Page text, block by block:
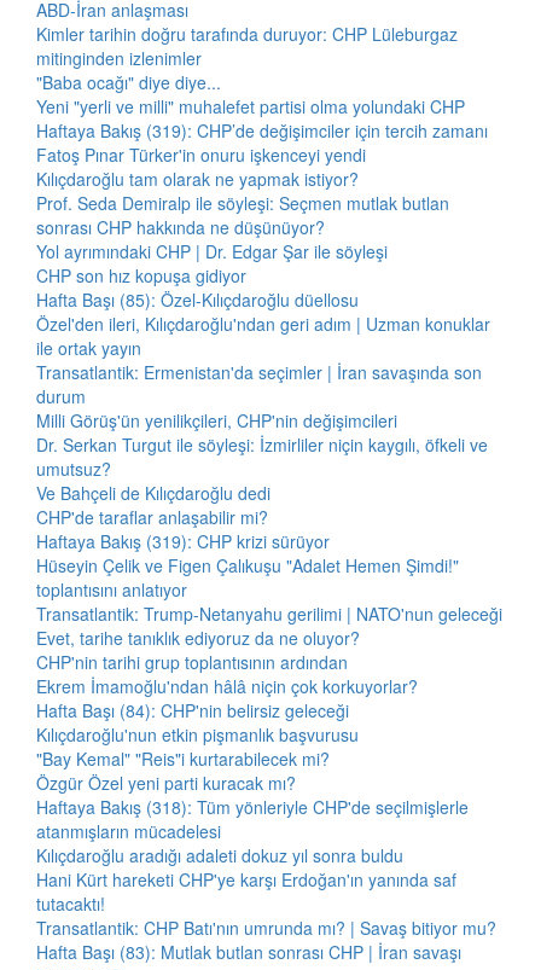
ABD-İran anlaşması
Kimler tarihin doğru tarafında duruyor: CHP Lüleburgaz
mitinginden izlenimler
"Baba ocağı" diye diye...
Yeni "yerli ve milli" muhalefet partisi olma yolundaki CHP
Haftaya Bakış (319): CHP’de değişimciler için tercih zamanı
Fatoş Pınar Türker'in onuru işkenceyi yendi
Kılıçdaroğlu tam olarak ne yapmak istiyor?
Prof. Seda Demiralp ile söyleşi: Seçmen mutlak butlan
sonrası CHP hakkında ne düşünüyor?
Yol ayrımındaki CHP | Dr. Edgar Şar ile söyleşi
CHP son hız kopuşa gidiyor
Hafta Başı (85): Özel-Kılıçdaroğlu düellosu
Özel'den ileri, Kılıçdaroğlu'ndan geri adım | Uzman konuklar
ile ortak yayın
Transatlantik: Ermenistan'da seçimler | İran savaşında son
durum
Milli Görüş'ün yenilikçileri, CHP'nin değişimcileri
Dr. Serkan Turgut ile söyleşi: İzmirliler niçin kaygılı, öfkeli ve
umutsuz?
Ve Bahçeli de Kılıçdaroğlu dedi
CHP'de taraflar anlaşabilir mi?
Haftaya Bakış (319): CHP krizi sürüyor
Hüseyin Çelik ve Figen Çalıkuşu "Adalet Hemen Şimdi!"
toplantısını anlatıyor
Transatlantik: Trump-Netanyahu gerilimi | NATO'nun geleceği
Evet, tarihe tanıklık ediyoruz da ne oluyor?
CHP'nin tarihi grup toplantısının ardından
Ekrem İmamoğlu'ndan hâlâ niçin çok korkuyorlar?
Hafta Başı (84): CHP'nin belirsiz geleceği
Kılıçdaroğlu'nun etkin pişmanlık başvurusu
"Bay Kemal" "Reis"i kurtarabilecek mi?
Özgür Özel yeni parti kuracak mı?
Haftaya Bakış (318): Tüm yönleriyle CHP'de seçilmişlerle
atanmışların mücadelesi
Kılıçdaroğlu aradığı adaleti dokuz yıl sonra buldu
Hani Kürt hareketi CHP'ye karşı Erdoğan'ın yanında saf
tutacaktı!
Transatlantik: CHP Batı'nın umrunda mı? | Savaş bitiyor mu?
Hafta Başı (83): Mutlak butlan sonrası CHP | İran savaşı